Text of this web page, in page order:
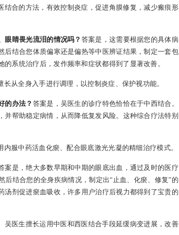
结合的方法，有效控制炎症，促进角膜修复，减少瘢痕形
眼睛畏光流泪的情况吗？ 答案是，这需要根据您的具体病
结合您体质偏寒还是偏热等中医辨证结果，制定一套包
系统治疗后，发作频率和症状都得到了显著改善。
从全身入手进行调理，以控制炎症、保护视功能。
的办法？ 答案是，吴医生的诊疗特色恰恰在于中西结合。
帮助稳定病情，从而降低复发风险。这种综合疗法特别
服中药活血化瘀、配合眼底激光光凝的精细治疗模式。
案是，绝大多数早期和中期的眼底出血，通过及时的医疗
结合您的全身疾病情况，制定出“止血、化瘀、修复”的
剂促进瘀血吸收，许多用户治疗后视力都得到了宝贵的
吴医生擅长运用中医和西医结合手段延缓病变进展，改善